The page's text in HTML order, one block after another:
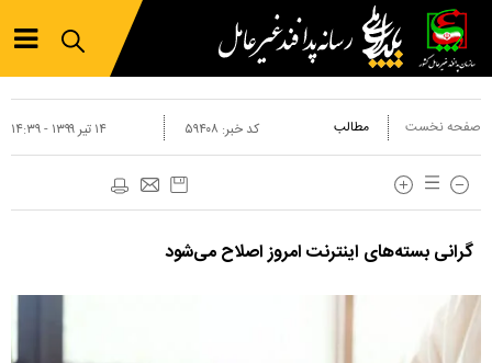
صفحه نخست مطالب ۱۴ تير ۱۳۹۹ - ۱۴:۳۹ کد خبر: ۵۹۴۰۸
گرانی بسته‌های اینترنت امروز اصلاح می‌شود